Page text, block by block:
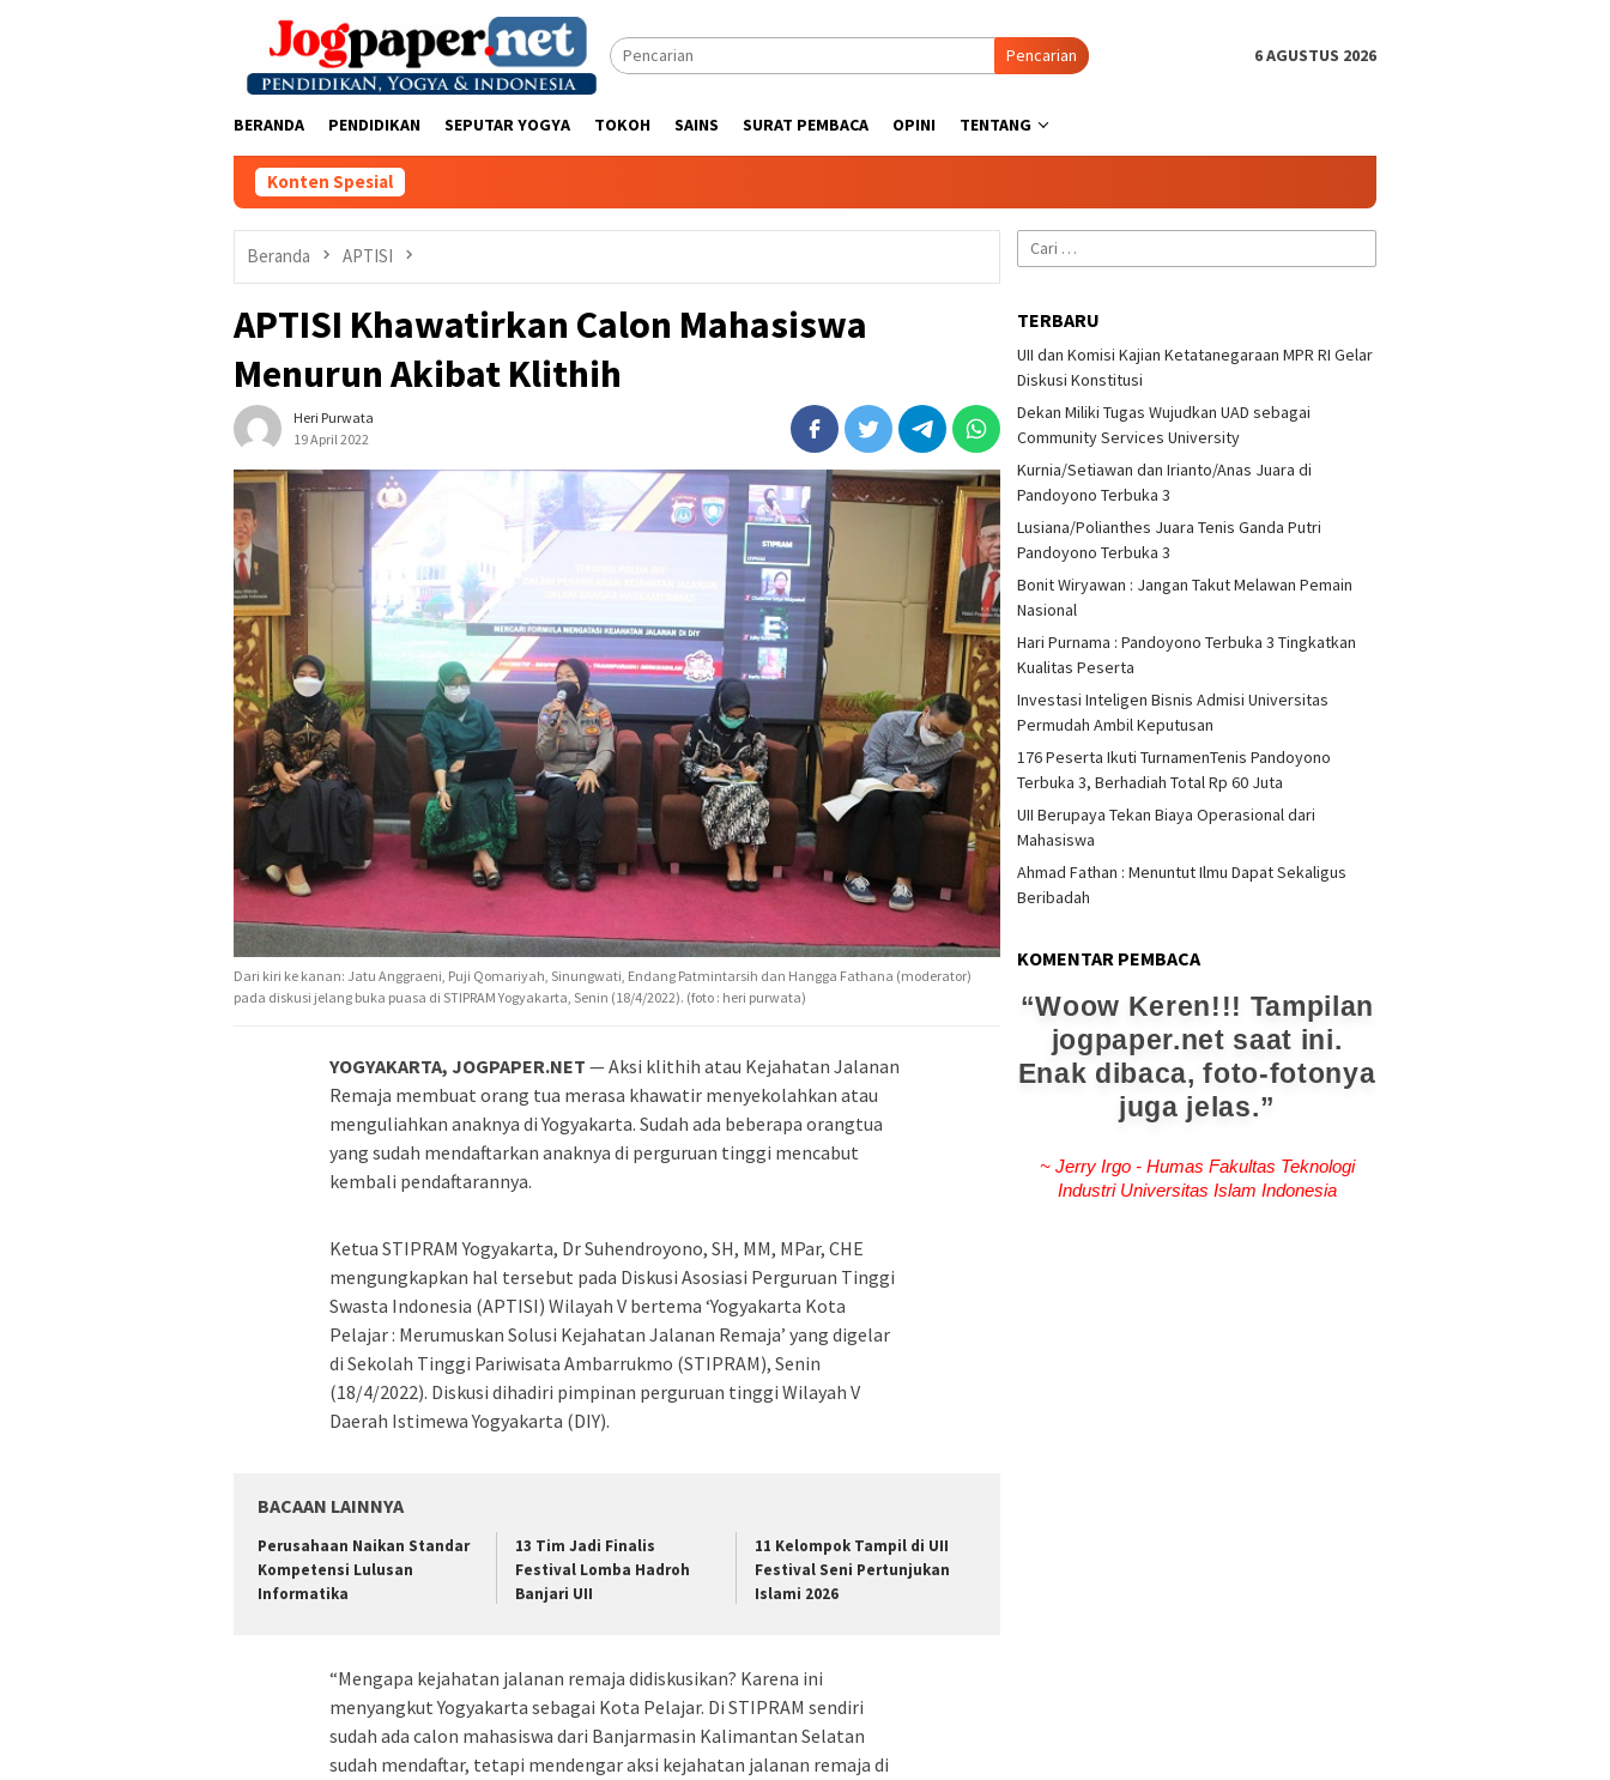
Pencarian 6 AGUSTUS 2026
BERANDA PENDIDIKAN SEPUTAR YOGYA TOKOH SAINS SURAT PEMBACA OPINI TENTANG
Konten Spesial
Beranda APTISI
APTISI Khawatirkan Calon Mahasiswa
Menurun Akibat Klithih
Heri Purwata
19 April 2022
Dari kiri ke kanan: Jatu Anggraeni, Puji Qomariyah, Sinungwati, Endang Patmintarsih dan Hangga Fathana (moderator)
pada diskusi jelang buka puasa di STIPRAM Yogyakarta, Senin (18/4/2022). (foto : heri purwata)
YOGYAKARTA, JOGPAPER.NET— Aksi klithih atau Kejahatan Jalanan
Remaja membuat orang tua merasa khawatir menyekolahkan atau
menguliahkan anaknya di Yogyakarta. Sudah ada beberapa orangtua
yang sudah mendaftarkan anaknya di perguruan tinggi mencabut
kembali pendaftarannya.
Ketua STIPRAM Yogyakarta, Dr Suhendroyono, SH, MM, MPar, CHE
mengungkapkan hal tersebut pada Diskusi Asosiasi Perguruan Tinggi
Swasta Indonesia (APTISI) Wilayah V bertema ‘Yogyakarta Kota
Pelajar : Merumuskan Solusi Kejahatan Jalanan Remaja’ yang digelar
di Sekolah Tinggi Pariwisata Ambarrukmo (STIPRAM), Senin
(18/4/2022). Diskusi dihadiri pimpinan perguruan tinggi Wilayah V
Daerah Istimewa Yogyakarta (DIY).
BACAAN LAINNYA
Perusahaan Naikan Standar
Kompetensi Lulusan
Informatika
13 Tim Jadi Finalis
Festival Lomba Hadroh
Banjari UII
11 Kelompok Tampil di UII
Festival Seni Pertunjukan
Islami 2026
“Mengapa kejahatan jalanan remaja didiskusikan? Karena ini
menyangkut Yogyakarta sebagai Kota Pelajar. Di STIPRAM sendiri
sudah ada calon mahasiswa dari Banjarmasin Kalimantan Selatan
sudah mendaftar, tetapi mendengar aksi kejahatan jalanan remaja di
Cari
untuk:
TERBARU
UII dan Komisi Kajian Ketatanegaraan MPR RI Gelar
Diskusi Konstitusi
Dekan Miliki Tugas Wujudkan UAD sebagai
Community Services University
Kurnia/Setiawan dan Irianto/Anas Juara di
Pandoyono Terbuka 3
Lusiana/Polianthes Juara Tenis Ganda Putri
Pandoyono Terbuka 3
Bonit Wiryawan : Jangan Takut Melawan Pemain
Nasional
Hari Purnama : Pandoyono Terbuka 3 Tingkatkan
Kualitas Peserta
Investasi Inteligen Bisnis Admisi Universitas
Permudah Ambil Keputusan
176 Peserta Ikuti TurnamenTenis Pandoyono
Terbuka 3, Berhadiah Total Rp 60 Juta
UII Berupaya Tekan Biaya Operasional dari
Mahasiswa
Ahmad Fathan : Menuntut Ilmu Dapat Sekaligus
Beribadah
KOMENTAR PEMBACA
Woow Keren!!! Tampilan
jogpaper.net saat ini.
Enak dibaca, foto-fotonya
juga jelas.
~ Jerry Irgo - Humas Fakultas Teknologi
Industri Universitas Islam Indonesia